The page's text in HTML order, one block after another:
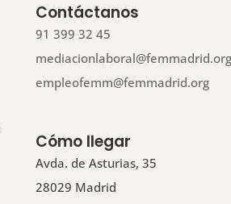
Contáctanos
91 399 32 45
mediacionlaboral@femmadrid.org
empleofemm@femmadrid.org
Cómo llegar
Avda. de Asturias, 35
28029 Madrid